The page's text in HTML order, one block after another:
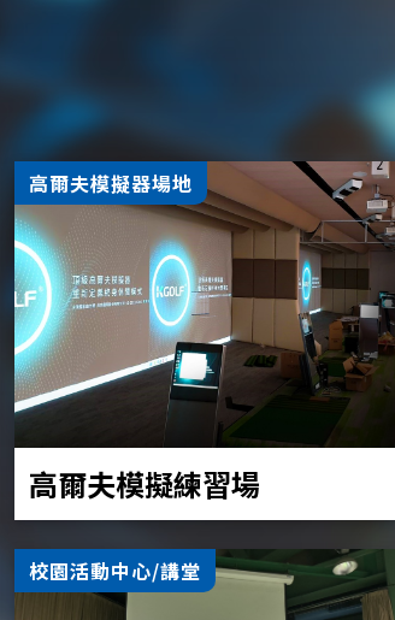
高爾夫模擬器場地
高爾夫模擬練習場
校園活動中心/講堂